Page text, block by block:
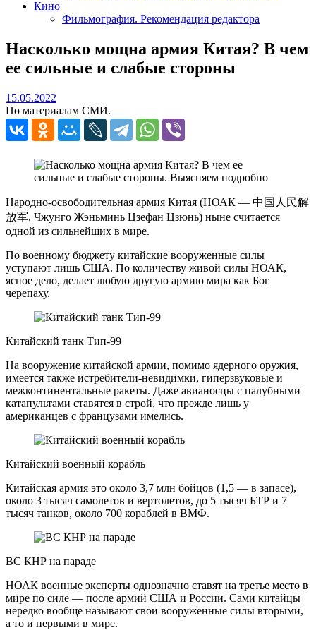
Кино
Фильмография. Рекомендация редактора
Насколько мощна армия Китая? В чем
ее сильные и слабые стороны
15.05.2022
По материалам СМИ.
Народно-освободительная армия Китая (НОАК — 中国人民解
放军, Чжунго Жэньминь Цзефан Цзюнь) ныне считается
одной из сильнейших в мире.
По военному бюджету китайские вооруженные силы
уступают лишь США. По количеству живой силы НОАК,
ясное дело, делает любую другую армию мира как Бог
черепаху.
Китайский танк Тип-99
На вооружение китайской армии, помимо ядерного оружия,
имеется также истребители-невидимки, гиперзвуковые и
межконтинентальные ракеты. Даже авианосцы с палубными
катапультами ставятся в строй, что прежде лишь у
американцев с французами имелись.
Китайский военный корабль
Китайская армия это около 3,7 млн бойцов (1,5 — в запасе),
около 3 тысяч самолетов и вертолетов, до 5 тысяч БТР и 7
тысяч танков, около 700 кораблей в ВМФ.
ВС КНР на параде
НОАК военные эксперты однозначно ставят на третье место в
мире по силе — после армий США и России. Сами китайцы
нередко вообще называют свои вооруженные силы вторыми,
а то и первыми в мире.